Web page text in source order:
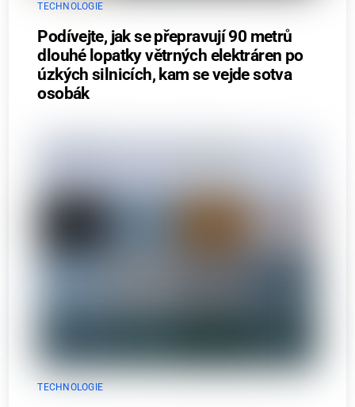
TECHNOLOGIE
Podívejte, jak se přepravují 90 metrů
dlouhé lopatky větrných elektráren po
úzkých silnicích, kam se vejde sotva
osobák
TECHNOLOGIE